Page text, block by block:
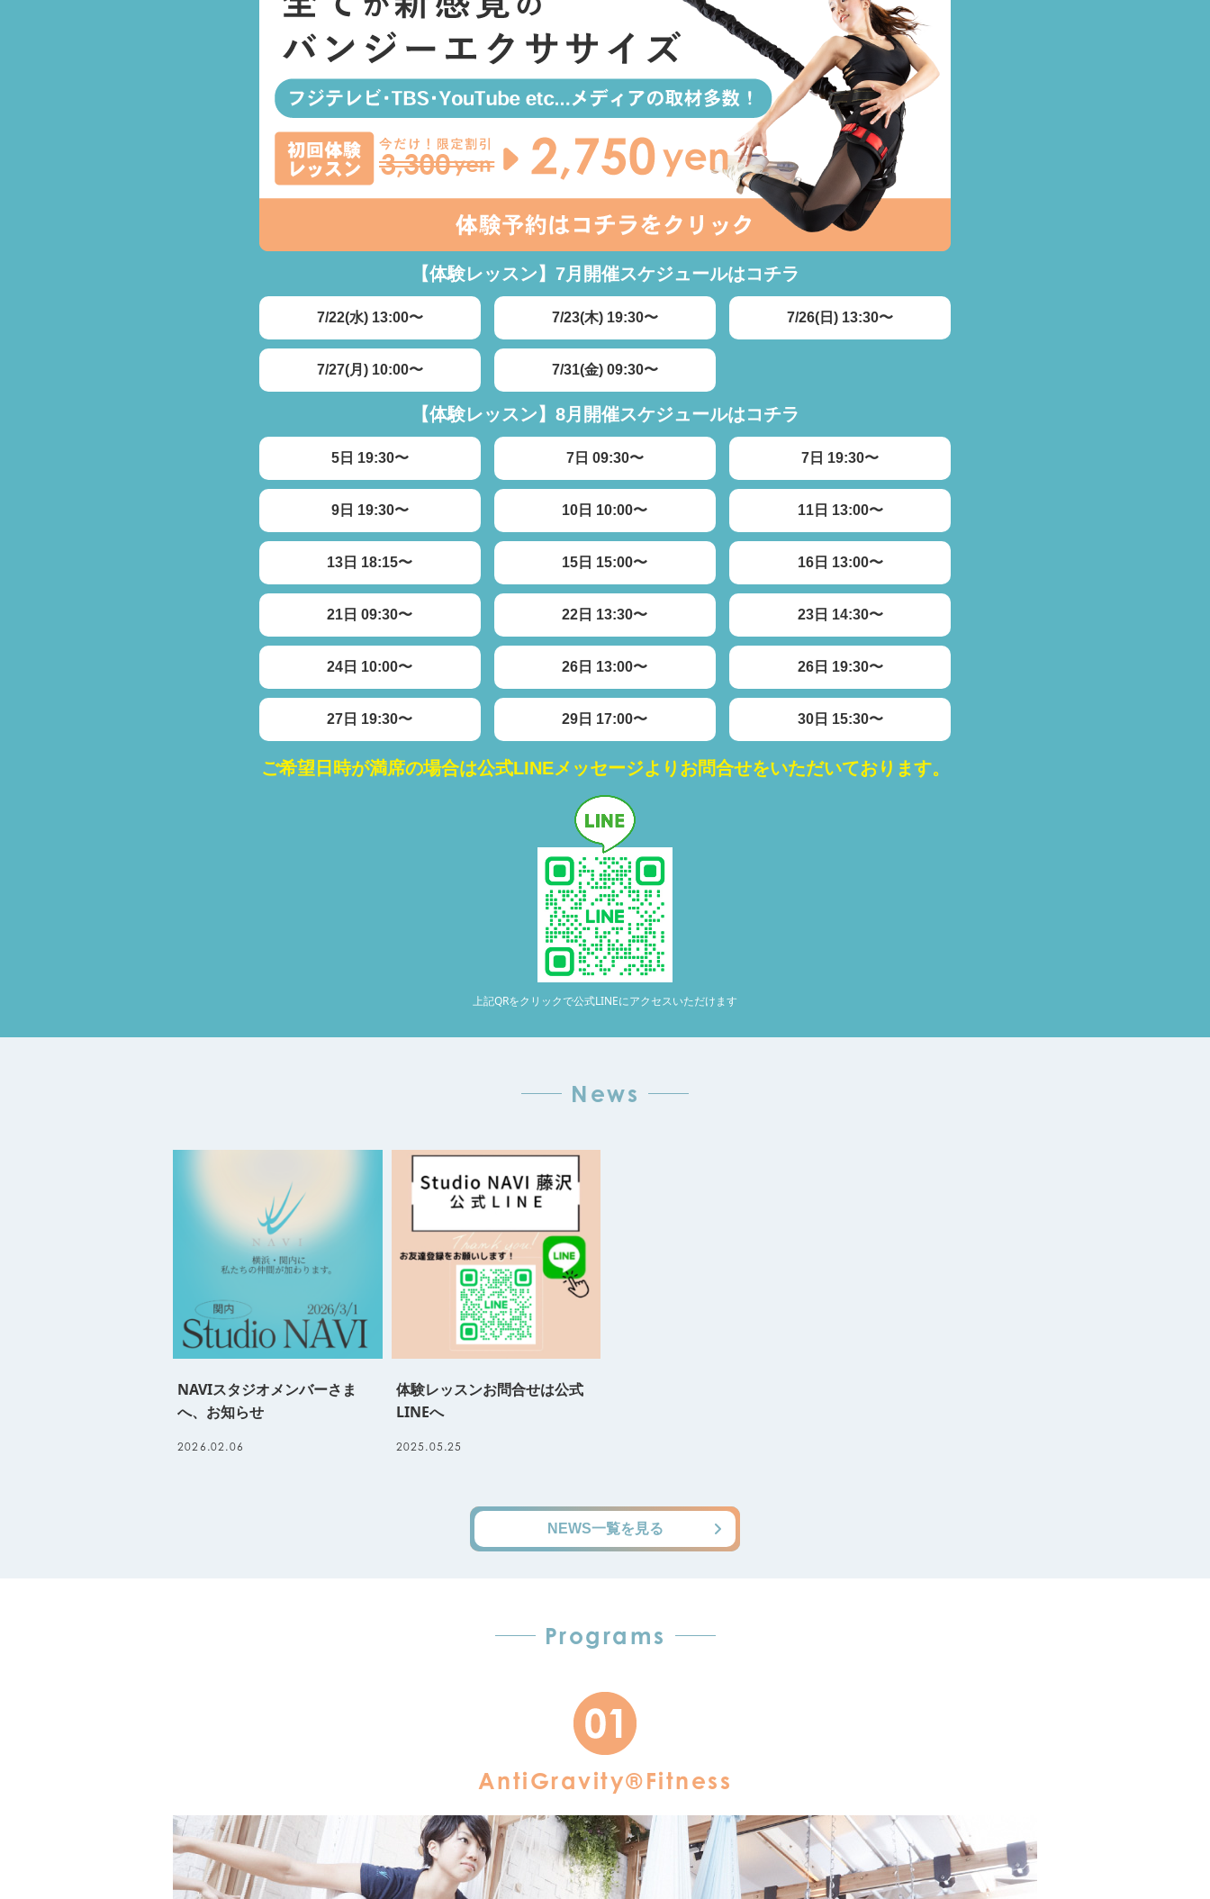
【体験レッスン】 7月開催スケジュールはコチラ
7/22(水) 13:00〜 7/23(木) 19:30〜 7/26(日) 13:30〜
7/27(月) 10:00〜 7/31(金) 09:30〜
【体験レッスン】 8月開催スケジュールはコチラ
5日 19:30〜 7日 09:30〜 7日 19:30〜
9日 19:30〜 10日 10:00〜 11日 13:00〜
13日 18:15〜 15日 15:00〜 16日 13:00〜
21日 09:30〜 22日 13:30〜 23日 14:30〜
24日 10:00〜 26日 13:00〜 26日 19:30〜
27日 19:30〜 29日 17:00〜 30日 15:30〜
ご希望日時が満席の場合は公式LINEメッセージより お問合せをいただいております。
上記QRをクリックで公式LINEにアクセスいただけます
News
NAVIスタジオメンバーさま
へ、お知らせ
2026.02.06
体験レッスンお問合せは公式
LINEへ
2025.05.25
NEWS一覧を見る
Programs
AntiGravity®Fitness